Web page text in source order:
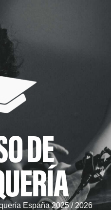
DE
España 2025 / 2026